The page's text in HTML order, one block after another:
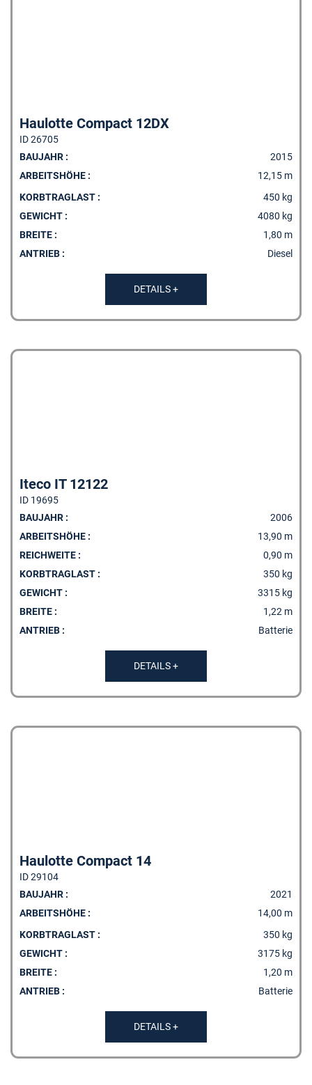
Haulotte Compact 12DX
ID 26705
BAUJAHR :
2015
ARBEITSHÖHE :
12,15 m
KORBTRAGLAST :
450 kg
GEWICHT :
4080 kg
BREITE :
1,80 m
ANTRIEB :
Diesel
DETAILS +
Iteco IT 12122
ID 19695
BAUJAHR :
2006
ARBEITSHÖHE :
13,90 m
REICHWEITE :
0,90 m
KORBTRAGLAST :
350 kg
GEWICHT :
3315 kg
BREITE :
1,22 m
ANTRIEB :
Batterie
DETAILS +
Haulotte Compact 14
ID 29104
BAUJAHR :
2021
ARBEITSHÖHE :
14,00 m
KORBTRAGLAST :
350 kg
GEWICHT :
3175 kg
BREITE :
1,20 m
ANTRIEB :
Batterie
DETAILS +